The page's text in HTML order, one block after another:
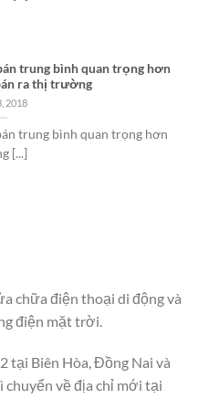
trung bình quan trọng hơn
ra thị trường
2018
trung bình quan trọng hơn
[...]
chữa điện thoại di động và
điện mặt trời.
tại Biên Hòa, Đồng Nai và
chuyển về địa chỉ mới tại